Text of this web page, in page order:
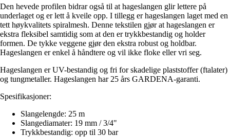
Den hevede profilen bidrar også til at hageslangen glir lettere på
underlaget og er lett å kveile opp. I tillegg er hageslangen laget med en
tett høykvalitets spiralmesh. Denne tekstilen gjør at hageslangen er
ekstra fleksibel samtidig som at den er trykkbestandig og holder
formen. De tykke veggene gjør den ekstra robust og holdbar.
Hageslangen er enkel å håndtere og vil ikke floke eller vri seg.
Hageslangen er UV-bestandig og fri for skadelige plaststoffer (ftalater)
og tungmetaller. Hageslangen har 25 års GARDENA-garanti.
Spesifikasjoner:
Slangelengde: 25 m
Slangediamater: 19 mm / 3/4"
Trykkbestandig: opp til 30 bar